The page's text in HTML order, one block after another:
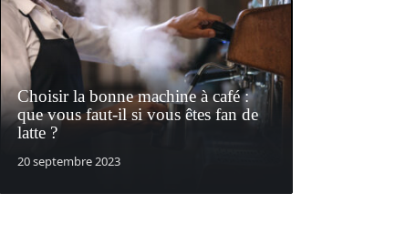
Choisir la bonne machine à café :
que vous faut-il si vous êtes fan de
latte ?
20 septembre 2023